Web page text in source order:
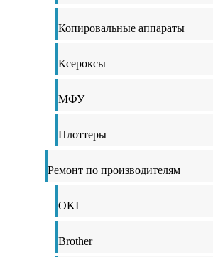
Копировальные аппараты
Ксероксы
МФУ
Плоттеры
Ремонт по производителям
OKI
Brother